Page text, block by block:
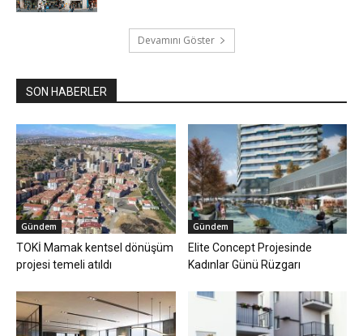
Devamını Göster
SON HABERLER
Gündem
TOKİ Mamak kentsel dönüşüm
projesi temeli atıldı
Gündem
Elite Concept Projesinde
Kadınlar Günü Rüzgarı